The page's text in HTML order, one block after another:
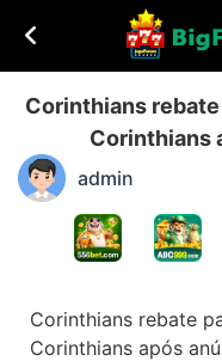
Corinthians
Corinthians
admin
Corinthians rebate
Corinthians após